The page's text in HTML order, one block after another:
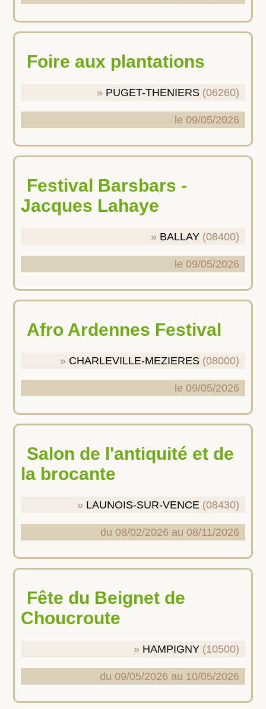
Foire aux plantations
PUGET-THENIERS (06260)
le 09/05/2026
Festival Barsbars -
Jacques Lahaye
BALLAY (08400)
le 09/05/2026
Afro Ardennes Festival
CHARLEVILLE-MEZIERES (08000)
le 09/05/2026
Salon de l'antiquité et de
la brocante
LAUNOIS-SUR-VENCE (08430)
du 08/02/2026 au 08/11/2026
Fête du Beignet de
Choucroute
HAMPIGNY (10500)
du 09/05/2026 au 10/05/2026